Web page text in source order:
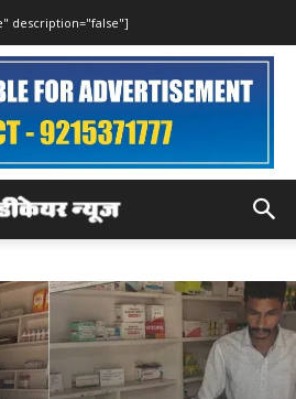
description="false"]